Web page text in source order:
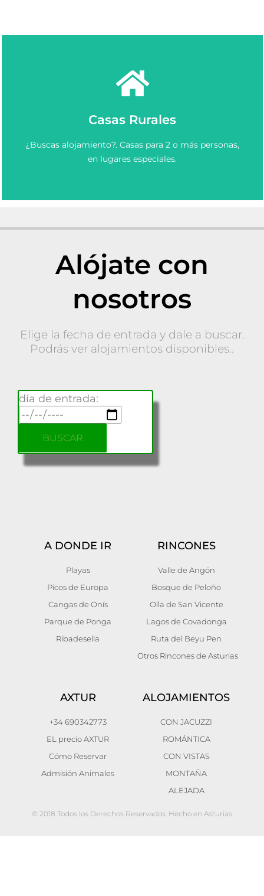
Casas Rurales
¿Buscas alojamiento?. Casas para 2 o más personas,
en lugares especiales.
Casas Rurales en Asturias
Ver más
Alójate con
nosotros
Elige la fecha de entrada y dale a buscar.
Podrás ver alojamientos disponibles..
día de entrada:
A DONDE IR
Playas
Picos de Europa
Cangas de Onís
Parque de Ponga
Ribadesella
RINCONES
Valle de Angón
Bosque de Peloño
Olla de San Vicente
Lagos de Covadonga
Ruta del Beyu Pen
Otros Rincones de Asturias
AXTUR
+34 690342773
EL precio AXTUR
Cómo Reservar
Admisión Animales
ALOJAMIENTOS
CON JACUZZI
ROMÁNTICA
CON VISTAS
MONTAÑA
ALEJADA
© 2018 Todos los Derechos Reservados. Hecho en Asturias